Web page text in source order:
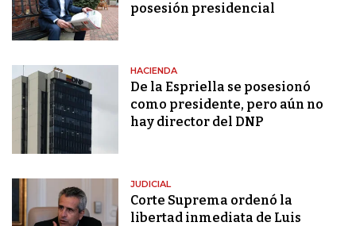
posesión presidencial
HACIENDA
De la Espriella se posesionó
como presidente, pero aún no
hay director del DNP
JUDICIAL
Corte Suprema ordenó la
libertad inmediata de Luis